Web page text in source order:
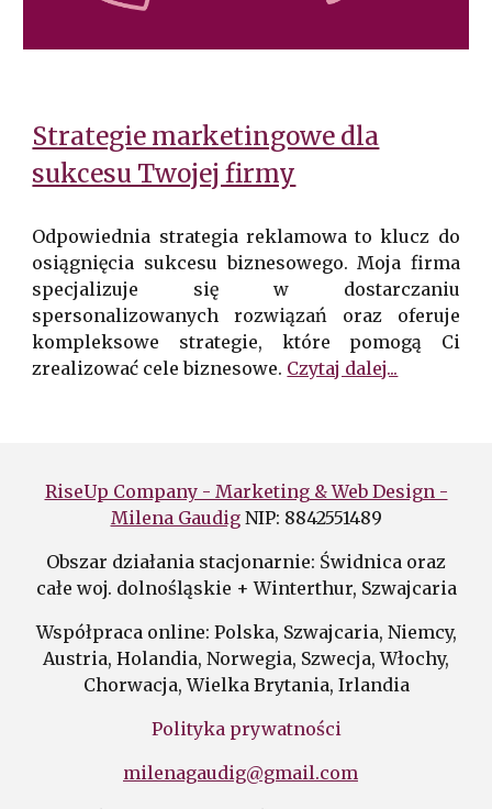
Strategie marketingowe dla
sukcesu Twojej firmy
Odpowiednia strategia reklamowa to klucz do
osiągnięcia sukcesu biznesowego. Moja firma
specjalizuje się w dostarczaniu
spersonalizowanych rozwiązań oraz oferuje
kompleksowe strategie, które pomogą Ci
zrealizować cele biznesowe. Czytaj dalej...
RiseUp Company - Marketing & Web Design -
Milena Gaudig NIP: 8842551489
Obszar działania stacjonarnie: Świdnica oraz
całe woj. dolnośląskie + Winterthur, Szwajcaria
Współpraca online: Polska, Szwajcaria, Niemcy,
Austria, Holandia, Norwegia, Szwecja, Włochy,
Chorwacja, Wielka Brytania, Irlandia
Polityka prywatności
milenagaudig@gmail.com